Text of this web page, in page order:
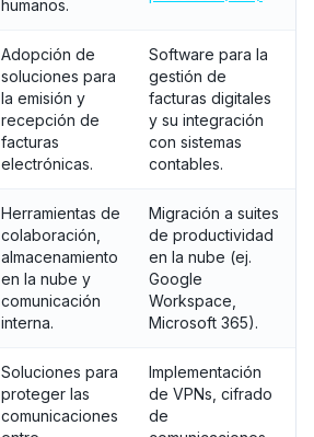
humanos.
Adopción de
soluciones para
la emisión y
recepción de
facturas
electrónicas.
Software para la
gestión de
facturas digitales
y su integración
con sistemas
contables.
Herramientas de
colaboración,
almacenamiento
en la nube y
comunicación
interna.
Migración a suites
de productividad
en la nube (ej.
Google
Workspace,
Microsoft 365).
Soluciones para
proteger las
comunicaciones
Implementación
de VPNs, cifrado
de